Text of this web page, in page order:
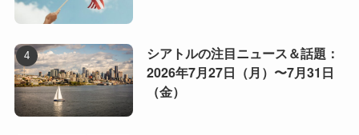
シアトルの注目ニュース＆話題：
2026年7月27日（月）〜7月31日
（金）